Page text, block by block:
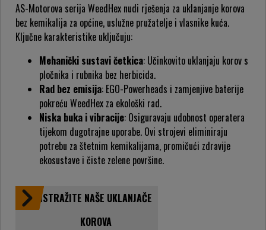
AS-Motorova serija WeedHex nudi rješenja za uklanjanje korova
bez kemikalija za općine, uslužne pružatelje i vlasnike kuća.
Ključne karakteristike uključuju:
Mehanički sustavi četkica: Učinkovito uklanjaju korov s
pločnika i rubnika bez herbicida.
Rad bez emisija: EGO-Powerheads i zamjenjive baterije
pokreću WeedHex za ekološki rad.
Niska buka i vibracije: Osiguravaju udobnost operatera
tijekom dugotrajne uporabe. Ovi strojevi eliminiraju
potrebu za štetnim kemikalijama, promičući zdravije
ekosustave i čiste zelene površine.
ISTRAŽITE NAŠE UKLANJAČE
KOROVA